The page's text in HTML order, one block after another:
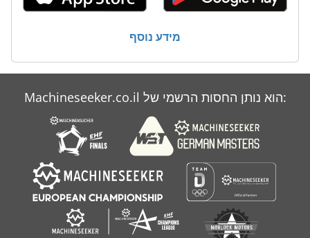
מידע נוסף
Machineseeker.co.il הוא נותן החסות הרשמי של: